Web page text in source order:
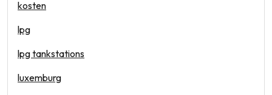
kosten
lpg
lpg tankstations
luxemburg